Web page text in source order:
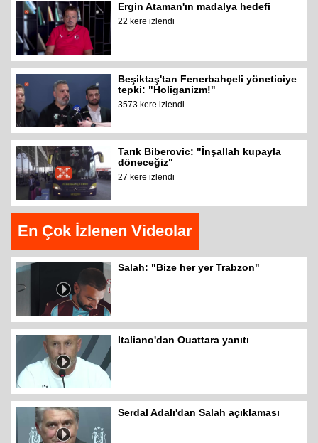
Ergin Ataman'ın madalya hedefi
22 kere izlendi
Beşiktaş'tan Fenerbahçeli yöneticiye
tepki: "Holiganizm!"
3573 kere izlendi
Tarık Biberovic: "İnşallah kupayla
döneceğiz"
27 kere izlendi
En Çok İzlenen Videolar
Salah: "Bize her yer Trabzon"
Italiano'dan Ouattara yanıtı
Serdal Adalı'dan Salah açıklaması